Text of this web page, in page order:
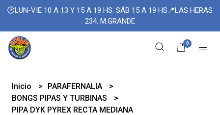
🕑LUN-VIE 10 A 13 Y 15 A 19 HS. SÁB 15 A 19 HS📍LAS HERAS
234. M.GRANDE
0
Inicio
PARAFERNALIA
BONGS PIPAS Y TURBINAS
PIPA DYK PYREX RECTA MEDIANA